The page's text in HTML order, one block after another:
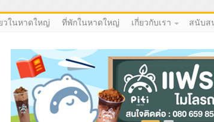
วในหาดใหญ่ ที่พักในหาดใหญ่ เกี่ยวกับเรา สนับส